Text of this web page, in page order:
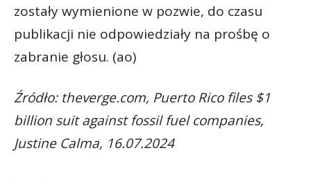
zostały wymienione w pozwie, do czasu
publikacji nie odpowiedziały na prośbę o
zabranie głosu. (ao)
Źródło: theverge.com, Puerto Rico files $1
billion suit against fossil fuel companies,
Justine Calma, 16.07.2024